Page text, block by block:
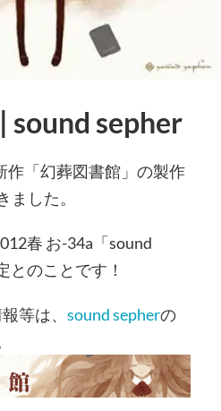
sound sepher
作「幻葬図書館」の製作
ました。
春 お-34a「sound
とのことです！
等は、 sound sepherの